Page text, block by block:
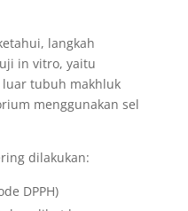
langkah
in vitro, yaitu
tubuh makhluk
menggunakan sel
dilakukan:
DPPH)